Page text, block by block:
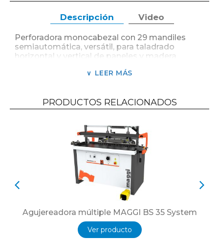
Descripción Video
Perforadora monocabezal con 29 mandiles
semiautomática, versátil, para taladrado
horizontal y vertical de paneles y madera
melamina y madera.
comparación con una máquina perforadora de
Es ideal para realizar ensambles de precisión de
muebles con tarugos, tornillos, ensambles
rápidos, cremalleras de estantes regulables,
bisagras de puertas etc.
Gracias a la tecnología utilizada el ajuste es
simple, rápido y preciso.
29 mandriles predispuestos para acoples
rápido que permiten reemplazar las mechas –
LEER MÁS
PRODUCTOS RELACIONADOS
Agujereadora múltiple MAGGI BS 35 System
Ver producto